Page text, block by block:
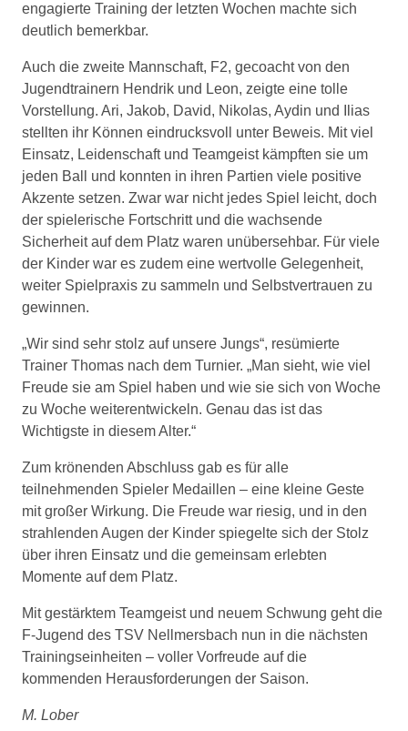
engagierte Training der letzten Wochen machte sich
deutlich bemerkbar.
Auch die zweite Mannschaft, F2, gecoacht von den
Jugendtrainern Hendrik und Leon, zeigte eine tolle
Vorstellung. Ari, Jakob, David, Nikolas, Aydin und Ilias
stellten ihr Können eindrucksvoll unter Beweis. Mit viel
Einsatz, Leidenschaft und Teamgeist kämpften sie um
jeden Ball und konnten in ihren Partien viele positive
Akzente setzen. Zwar war nicht jedes Spiel leicht, doch
der spielerische Fortschritt und die wachsende
Sicherheit auf dem Platz waren unübersehbar. Für viele
der Kinder war es zudem eine wertvolle Gelegenheit,
weiter Spielpraxis zu sammeln und Selbstvertrauen zu
gewinnen.
„Wir sind sehr stolz auf unsere Jungs“, resümierte
Trainer Thomas nach dem Turnier. „Man sieht, wie viel
Freude sie am Spiel haben und wie sie sich von Woche
zu Woche weiterentwickeln. Genau das ist das
Wichtigste in diesem Alter.“
Zum krönenden Abschluss gab es für alle
teilnehmenden Spieler Medaillen – eine kleine Geste
mit großer Wirkung. Die Freude war riesig, und in den
strahlenden Augen der Kinder spiegelte sich der Stolz
über ihren Einsatz und die gemeinsam erlebten
Momente auf dem Platz.
Mit gestärktem Teamgeist und neuem Schwung geht die
F-Jugend des TSV Nellmersbach nun in die nächsten
Trainingseinheiten – voller Vorfreude auf die
kommenden Herausforderungen der Saison.
M. Lober